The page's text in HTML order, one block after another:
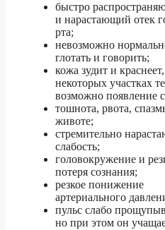
быстро
и нарастающий отек
рта;
невозможно
глотать и говорить;
кожа зудит и
некоторых участках
возможно появление
тошнота, рвота,
животе;
стремительно
слабость;
головокружение и
потеря сознания;
резкое понижение
артериального
пульс слабо
но при этом он